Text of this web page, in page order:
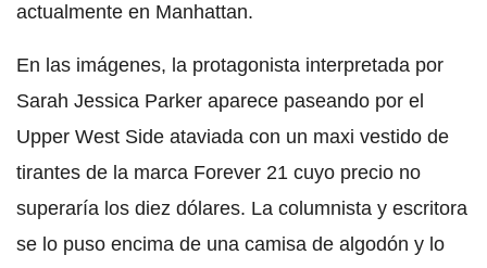
actualmente en Manhattan.
En las imágenes, la protagonista interpretada por
Sarah Jessica Parker aparece paseando por el
Upper West Side ataviada con un maxi vestido de
tirantes de la marca Forever 21 cuyo precio no
superaría los diez dólares. La columnista y escritora
se lo puso encima de una camisa de algodón y lo